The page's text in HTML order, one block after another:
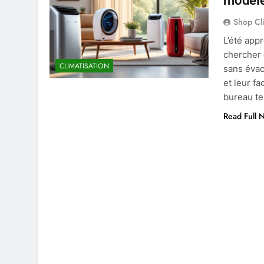
CLIMATISATION
Shop
L’été
chercher
sans
et leur
bureau
Read Full